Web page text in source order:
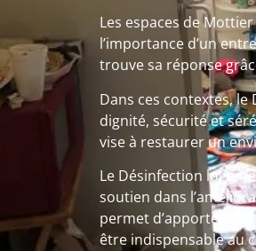
Les espaces de
l’importance d’un
trouve sa réponse
Dans ces contextes,
dignité, sécurité et
vise à restaurer un
Le Désinfection
soutien dans
permet d’apporter
être indispensable au